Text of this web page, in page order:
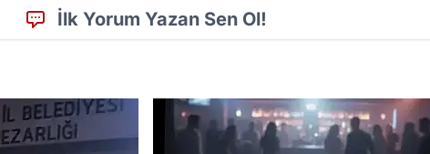
İlk Yorum Yazan Sen Ol!